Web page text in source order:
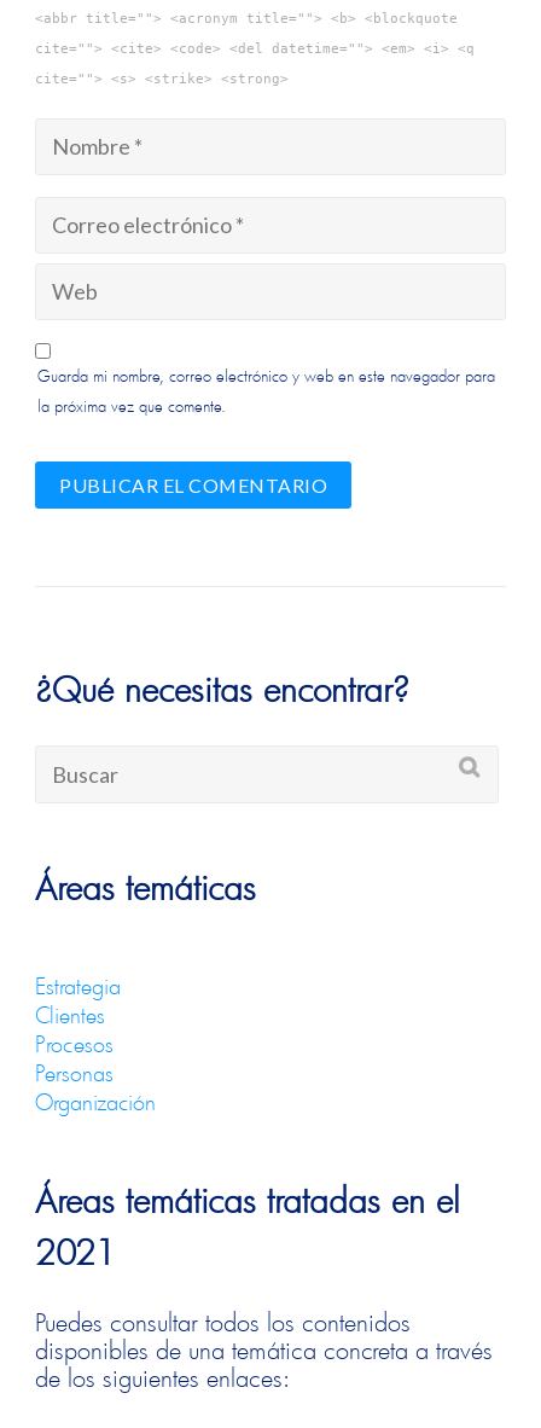
<abbr title=""> <acronym title=""> <b> <blockquote
cite=""> <cite> <code> <del datetime=""> <em> <i> <q
cite=""> <s> <strike> <strong>
Guarda mi nombre, correo electrónico y web en este navegador para
la próxima vez que comente.
¿Qué necesitas encontrar?
Áreas temáticas
Estrategia
Clientes
Procesos
Personas
Organización
Áreas temáticas tratadas en el
2021
Puedes consultar todos los contenidos
disponibles de una temática concreta a través
de los siguientes enlaces: